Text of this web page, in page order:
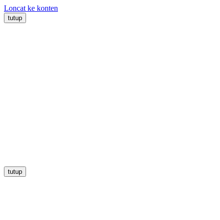
Loncat ke konten
tutup
tutup